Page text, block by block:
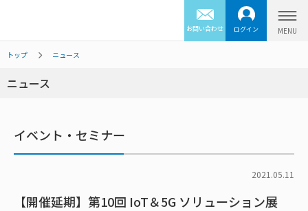
お問い合わせ ログイン
トップ ニュース
ニュース
イベント・セミナー
2021.05.11
【開催延期】第10回 IoT＆5G ソリューション展